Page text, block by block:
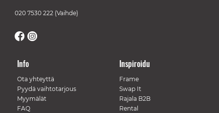
020 7530 222 (Vaihde)
Info
Ota yhteyttä
Pyydä vaihtotarjous
Myymälät
FAQ
Inspiroidu
Frame
Swap It
Rajala B2B
Rental